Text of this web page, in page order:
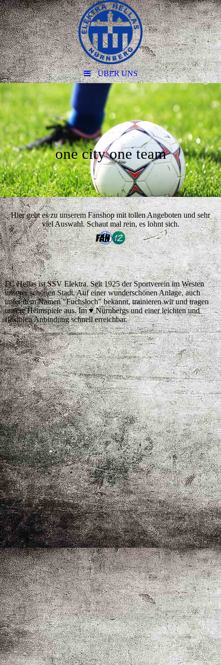
ÜBER UNS
one city one team
Hier geht es zu unserem Fanshop mit tollen Angeboten und sehr
viel Auswahl. Schaut mal rein, es lohnt sich.
FC Hellas ist SSV Elektra. Seit 1925 der Sportverein im Westen
unserer schönen Stadt. Auf einer wunderschönen Anlage, auch
unter dem Namen "Fuchsloch" bekannt, trainieren wir und tragen
unsere Heimspiele aus. Im ♥️ Nürnbergs und einer leichten und
flexiblen Anbindung schnell erreichbar.